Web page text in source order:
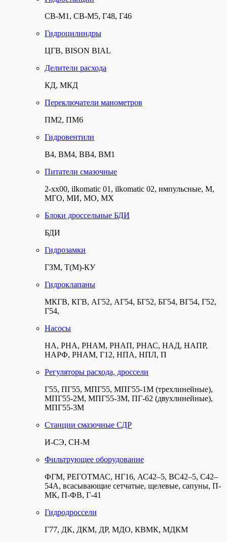
СВ-М1, СВ-М5, Г48, Г46
Гидроцилиндры
ЦГВ, BISON BIAL
Делители расхода
КД, МКД
Переключатели манометров
ПМ2, ПМ6
Гидровентили
В4, ВМ4, ВВ4, ВМ1
Питатели смазочные
2-хх00, ilkomatic 01, ilkomatic 02, импульсные, М,
МГО, МИ, МО, МХ
Блоки дроссельные БДИ
БДИ
Гидрозамки
ГЗМ, Т(М)-КУ
Гидроклапаны
МКГВ, КГВ, АГ52, АГ54, БГ52, БГ54, ВГ54, Г52,
Г54,
Насосы
НА, РНА, РНАМ, РНАП, РНАС, НАД, НАПР,
НАРФ, РНАМ, Г12, НПА, НПЛ, П
Регуляторы расхода, дроссели
Г55, ПГ55, МПГ55, МПГ55-1М (трехлинейные),
МПГ55-2М, МПГ55-3М, ПГ-62 (двухлинейные),
МПГ55-3М
Станции смазочные СДР
И-СЭ, СН-М
Фильтрующее оборудование
ФГМ, РЕГОТМАС, НГ16, АС42–5, ВС42–5, С42–
54А, всасывающие сетчатые, щелевые, сапуны, П-
МК, П-ФВ, Г-41
Гидродроссели
Г77, ДК, ДКМ, ДР, МДО, КВМК, МДКМ